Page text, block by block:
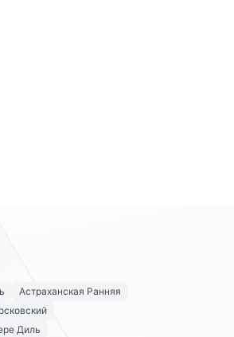
Астраханская Ранняя
Диль